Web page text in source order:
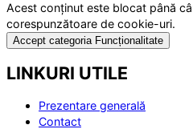
Acest conținut este blocat până
corespunzătoare de cookie-uri.
Accept categoria Funcționalitate
LINKURI UTILE
Prezentare generală
Contact